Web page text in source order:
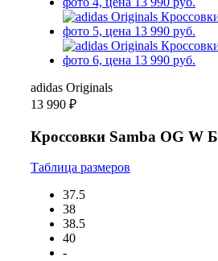
adidas Originals
13 990 ₽
Кроссовки Samba OG W
Таблица размеров
37.5
38
38.5
40
-